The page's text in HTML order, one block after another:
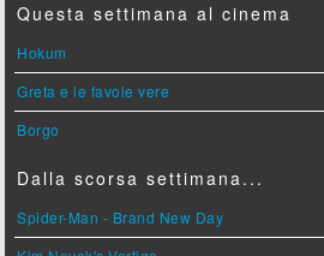
Questa settimana al cinema
Hokum
Greta e le favole vere
Borgo
Dalla scorsa settimana...
Spider-Man - Brand New Day